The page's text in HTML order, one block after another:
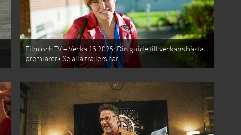
Film och TV – Vecka 16 2025: Din guide till veckans bästa
premiärer • Se alla trailers här